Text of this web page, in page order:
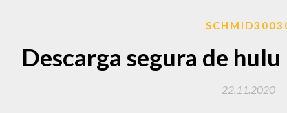
Descarga segura de
22.11.2020